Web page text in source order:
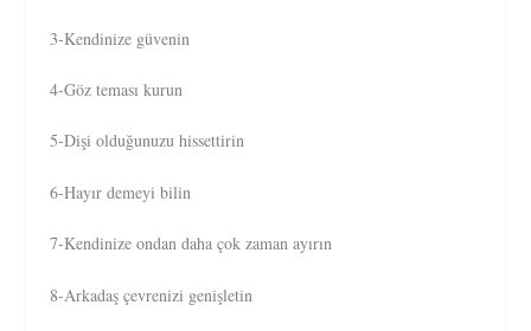
3-Kendinize güvenin
4-Göz teması kurun
5-Dişi olduğunuzu hissettirin
6-Hayır demeyi bilin
7-Kendinize ondan daha çok zaman ayırın
8-Arkadaş çevrenizi genişletin